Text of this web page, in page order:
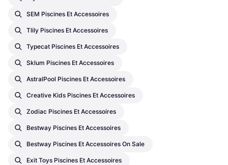
SEM Piscines Et Accessoires
Tlily Piscines Et Accessoires
Typecat Piscines Et Accessoires
Sklum Piscines Et Accessoires
AstralPool Piscines Et Accessoires
Creative Kids Piscines Et Accessoires
Zodiac Piscines Et Accessoires
Bestway Piscines Et Accessoires
Bestway Piscines Et Accessoires On Sale
Exit Toys Piscines Et Accessoires